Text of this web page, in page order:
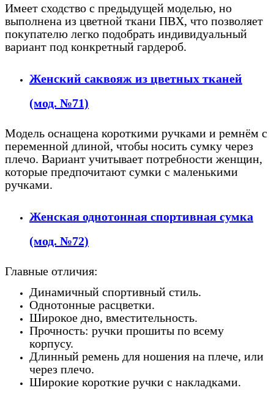
Имеет сходство с предыдущей моделью, но
выполнена из цветной ткани ПВХ, что позволяет
покупателю легко подобрать индивидуальный
вариант под конкретный гардероб.
Женский саквояж из цветных тканей
(мод. №71)
Модель оснащена короткими ручками и ремнём с
переменной длиной, чтобы носить сумку через
плечо. Вариант учитывает потребности женщин,
которые предпочитают сумки с маленькими
ручками.
Женская однотонная спортивная сумка
(мод. №72)
Главные отличия:
Динамичный спортивный стиль.
Однотонные расцветки.
Широкое дно, вместительность.
Прочность: ручки прошиты по всему
корпусу.
Длинный ремень для ношения на плече, или
через плечо.
Широкие короткие ручки с накладками.